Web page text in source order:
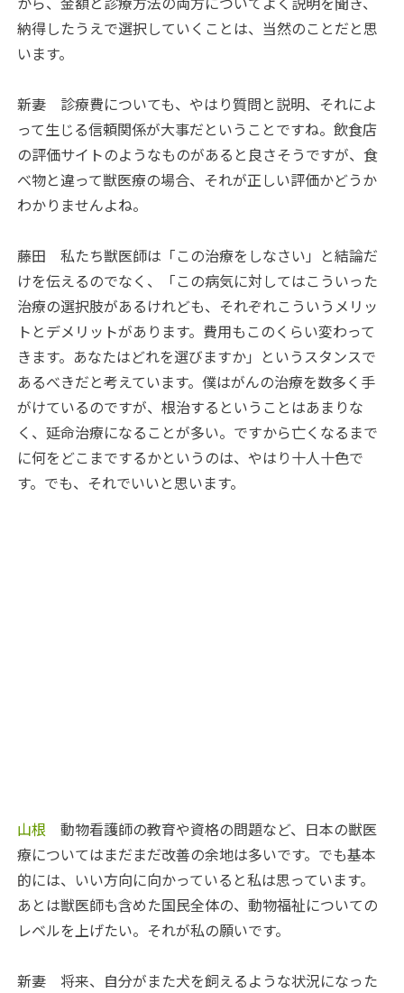
納得したうえで選択していくことは、当然のことだと思
います。
新妻 診療費についても、やはり質問と説明、それによ
って生じる信頼関係が大事だということですね。飲食店
の評価サイトのようなものがあると良さそうですが、食
べ物と違って獣医療の場合、それが正しい評価かどうか
わかりませんよね。
藤田 私たち獣医師は「この治療をしなさい」と結論だ
けを伝えるのでなく、「この病気に対してはこういった
治療の選択肢があるけれども、それぞれこういうメリッ
トとデメリットがあります。費用もこのくらい変わって
きます。あなたはどれを選びますか」というスタンスで
あるべきだと考えています。僕はがんの治療を数多く手
がけているのですが、根治するということはあまりな
く、延命治療になることが多い。ですから亡くなるまで
に何をどこまでするかというのは、やはり十人十色で
す。でも、それでいいと思います。
山根 動物看護師の教育や資格の問題など、日本の獣医
療についてはまだまだ改善の余地は多いです。でも基本
的には、いい方向に向かっていると私は思っています。
あとは獣医師も含めた国民全体の、動物福祉についての
レベルを上げたい。それが私の願いです。
新妻 将来、自分がまた犬を飼えるような状況になった